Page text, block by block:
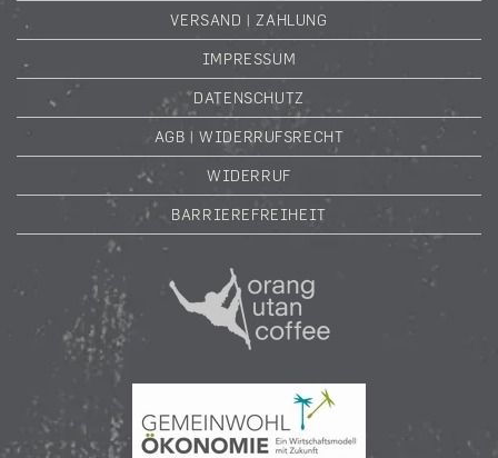
VERSAND | ZAHLUNG
IMPRESSUM
DATENSCHUTZ
AGB | WIDERRUFSRECHT
WIDERRUF
BARRIEREFREIHEIT